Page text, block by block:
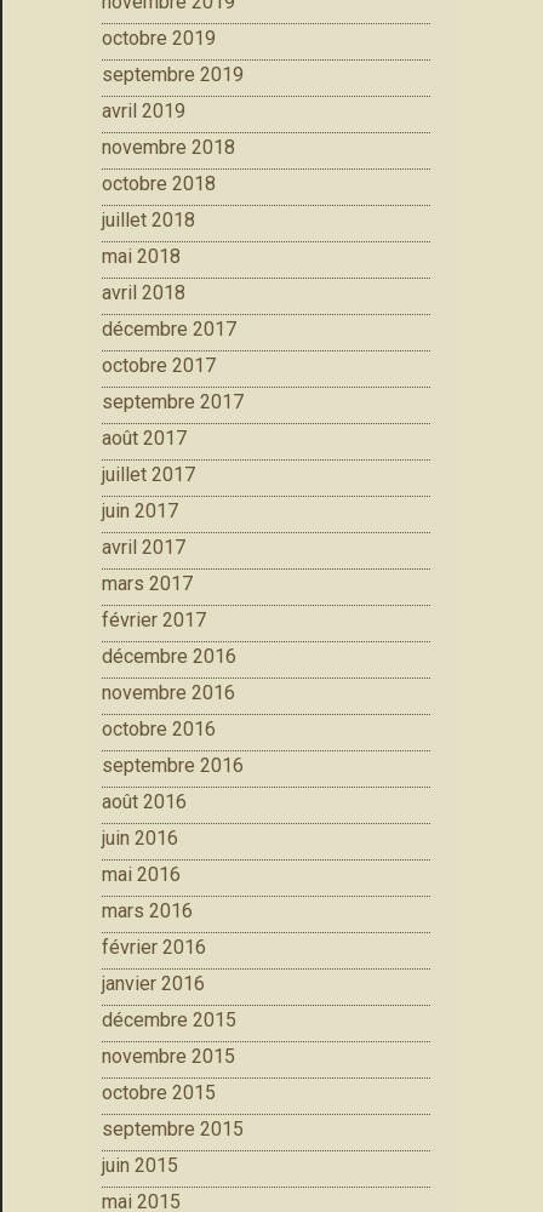
octobre 2019
septembre 2019
avril 2019
novembre 2018
octobre 2018
juillet 2018
mai 2018
avril 2018
décembre 2017
octobre 2017
septembre 2017
août 2017
juillet 2017
juin 2017
avril 2017
mars 2017
février 2017
décembre 2016
novembre 2016
octobre 2016
septembre 2016
août 2016
juin 2016
mai 2016
mars 2016
février 2016
janvier 2016
décembre 2015
novembre 2015
octobre 2015
septembre 2015
juin 2015
mai 2015